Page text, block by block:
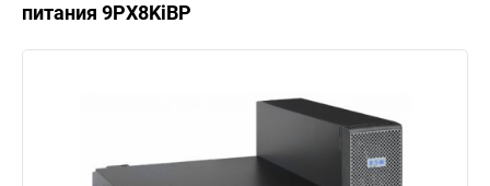
питания 9PX8KiBP